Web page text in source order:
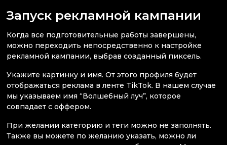
Запуск рекламной кампании
Когда все подготовительные работы завершены,
можно переходить непосредственно к настройке
рекламной кампании, выбрав созданный пиксель.
Укажите картинку и имя. От этого профиля будет
отображаться реклама в ленте TikTok. В нашем случае
мы указываем имя “Волшебный луч”, которое
совпадает с оффером.
При желании категорию и теги можно не заполнять.
Также вы можете по желанию указать, можно ли